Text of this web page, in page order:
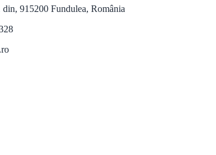
915200 Fundulea, România